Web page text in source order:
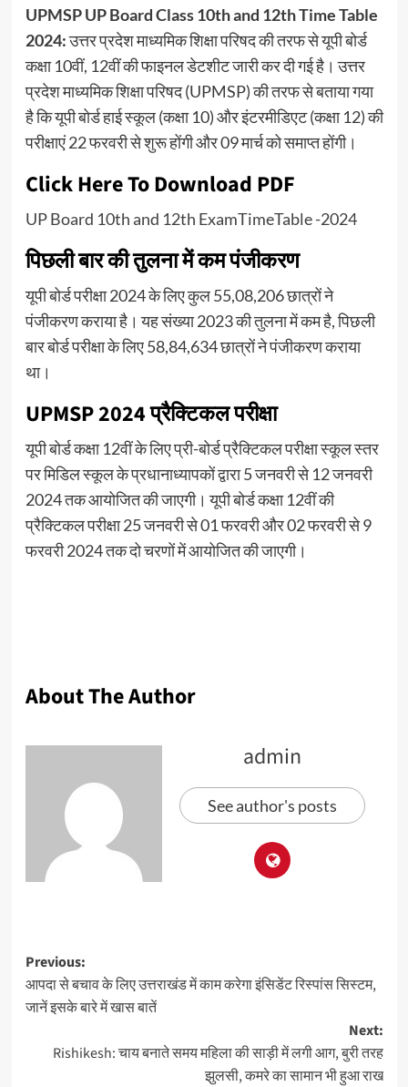
UPMSP UP Board Class 10th and 12th Time Table
2024:उत्तर प्रदेश माध्यमिक शिक्षा परिषद की तरफ से यूपी बोर्ड
कक्षा 10वीं, 12वीं की फाइनल डेटशीट जारी कर दी गई है। उत्तर
प्रदेश माध्यमिक शिक्षा परिषद (UPMSP) की तरफ से बताया गया
है कि यूपी बोर्ड हाई स्कूल (कक्षा 10) और इंटरमीडिएट (कक्षा 12) की
परीक्षाएं 22 फरवरी से शुरू होंगी और 09 मार्च को समाप्त होंगी।
Click Here To Download PDF
UP Board 10th and 12th ExamTimeTable -2024
पिछली बार की तुलना में कम पंजीकरण
यूपी बोर्ड परीक्षा 2024 के लिए कुल 55,08,206 छात्रों ने
पंजीकरण कराया है। यह संख्या 2023 की तुलना में कम है, पिछली
बार बोर्ड परीक्षा के लिए 58,84,634 छात्रों ने पंजीकरण कराया
था।
UPMSP 2024 प्रैक्टिकल परीक्षा
यूपी बोर्ड कक्षा 12वीं के लिए प्री-बोर्ड प्रैक्टिकल परीक्षा स्कूल स्तर
पर मिडिल स्कूल के प्रधानाध्यापकों द्वारा 5 जनवरी से 12 जनवरी
2024 तक आयोजित की जाएगी। यूपी बोर्ड कक्षा 12वीं की
प्रैक्टिकल परीक्षा 25 जनवरी से 01 फरवरी और 02 फरवरी से 9
फरवरी 2024 तक दो चरणों में आयोजित की जाएगी।
About The Author
admin
See author's posts
Previous:
आपदा से बचाव के लिए उत्तराखंड में काम करेगा इंसिडेंट रिस्पांस सिस्टम,
जानें इसके बारे में खास बातें
Next:
Rishikesh: चाय बनाते समय महिला की साड़ी में लगी आग, बुरी तरह
झुलसी, कमरे का सामान भी हुआ राख